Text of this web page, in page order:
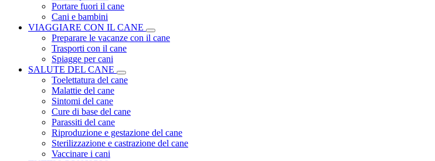
Portare fuori il cane
Cani e bambini
VIAGGIARE CON IL CANE
Preparare le vacanze con il cane
Trasporti con il cane
Spiagge per cani
SALUTE DEL CANE
Toelettatura del cane
Malattie del cane
Sintomi del cane
Cure di base del cane
Parassiti del cane
Riproduzione e gestazione del cane
Sterilizzazione e castrazione del cane
Vaccinare i cani